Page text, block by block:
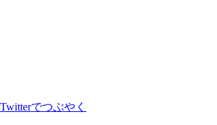
でつぶやく